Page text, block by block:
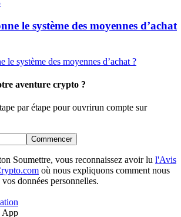
le système des moyennes d’achat
aventure crypto ?
par étape pour ouvrirun compte sur
Commencer
Soumettre, vous reconnaissez avoir lu l'Avis
où nous expliquons comment nous
données personnelles.